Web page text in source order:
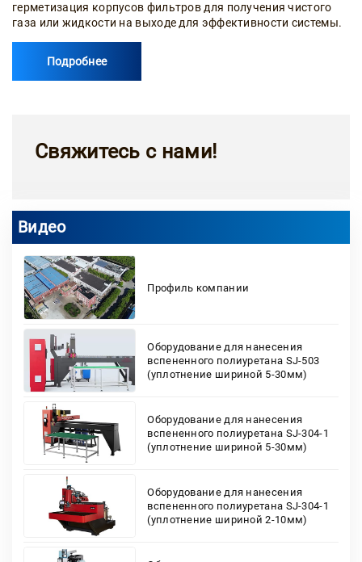
герметизация корпусов фильтров для получения чистого
газа или жидкости на выходе для эффективности системы.
Подробнее
Свяжитесь с нами!
Видео
Профиль компании
Оборудование для нанесения
вспененного полиуретана SJ-503
(уплотнение шириной 5-30мм)
Оборудование для нанесения
вспененного полиуретана SJ-304-1
(уплотнение шириной 5-30мм)
Оборудование для нанесения
вспененного полиуретана SJ-304-1
(уплотнение шириной 2-10мм)